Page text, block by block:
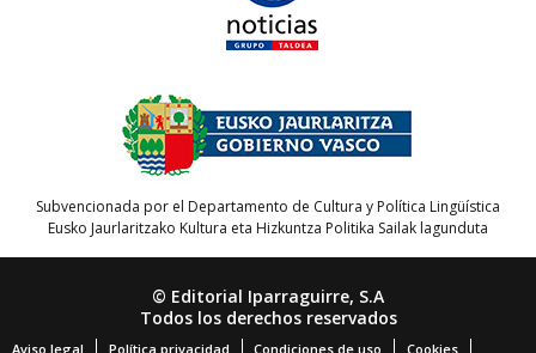
Subvencionada por el Departamento de Cultura y Política Lingüística
Eusko Jaurlaritzako Kultura eta Hizkuntza Politika Sailak lagunduta
© Editorial Iparraguirre, S.A
Todos los derechos reservados
Aviso legal Política privacidad Condiciones de uso Cookies